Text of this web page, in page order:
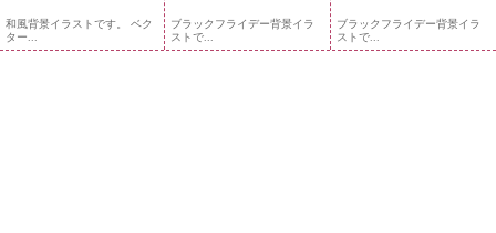
和風背景イラストです。 ベク
ター...
ブラックフライデー背景イラ
ストで...
ブラックフライデー背景イラ
ストで...